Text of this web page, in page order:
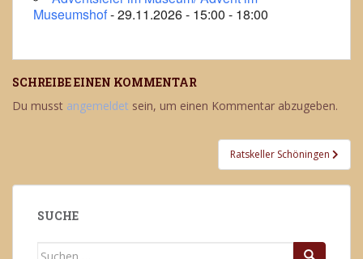
Museumshof- 29.11.2026 - 15:00 - 18:00
SCHREIBE EINEN KOMMENTAR
Du musst angemeldet sein, um einen Kommentar abzugeben.
Ratskeller Schöningen
SUCHE
Suchen